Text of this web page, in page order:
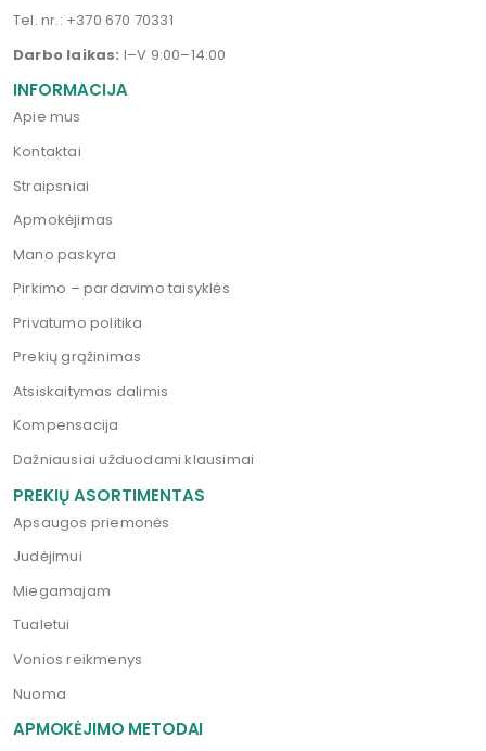
Tel. nr.: +370 670 70331
Darbo laikas: I–V 9:00–14:00
INFORMACIJA
Apie mus
Kontaktai
Straipsniai
Apmokėjimas
Mano paskyra
Pirkimo – pardavimo taisyklės
Privatumo politika
Prekių grąžinimas
Atsiskaitymas dalimis
Kompensacija
Dažniausiai užduodami klausimai
PREKIŲ ASORTIMENTAS
Apsaugos priemonės
Judėjimui
Miegamajam
Tualetui
Vonios reikmenys
Nuoma
APMOKĖJIMO METODAI